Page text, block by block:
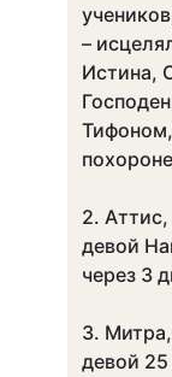
–
Истина,
2.
девой
через 3
3.
девой 25